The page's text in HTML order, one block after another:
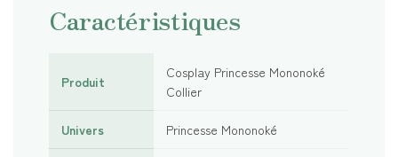
Caractéristiques
Produit
Cosplay Princesse Mononoké
Collier
Univers Princesse Mononoké